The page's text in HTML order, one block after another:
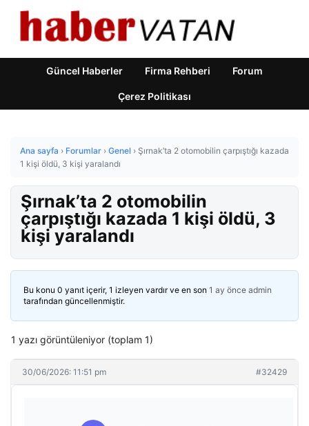
Güncel Haberler Firma Rehberi Forum
Çerez Politikası
Ana sayfa › Forumlar › Genel › Şırnak’ta 2 otomobilin çarpıştığı kazada
1 kişi öldü, 3 kişi yaralandı
Şırnak’ta 2 otomobilin
çarpıştığı kazada 1 kişi öldü, 3
kişi yaralandı
Bu konu 0 yanıt içerir, 1 izleyen vardır ve en son 1 ay önce admin
tarafından güncellenmiştir.
1 yazı görüntüleniyor (toplam 1)
30/06/2026: 11:51 pm #32429